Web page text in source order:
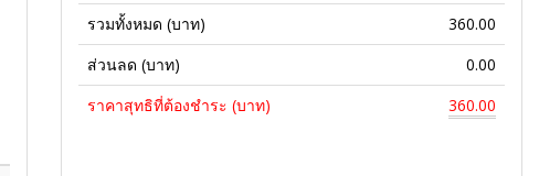
รวมทั้งหมด (บาท)
360.00
ส่วนลด (บาท)
0.00
ราคาสุทธิที่ต้องชำระ (บาท)
360.00